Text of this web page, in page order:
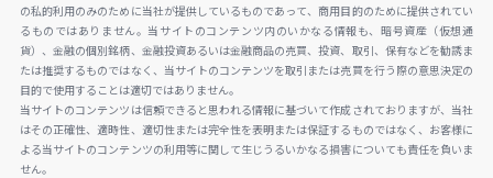
の私的利用のみのために当社が提供しているものであって、商用目的のために提供されてい
るものではありません。当サイトのコンテンツ内のいかなる情報も、暗号資産（仮想通
貨）、金融の個別銘柄、金融投資あるいは金融商品の売買、投資、取引、保有などを勧誘ま
たは推奨するものではなく、当サイトのコンテンツを取引または売買を行う際の意思決定の
目的で使用することは適切ではありません。
当サイトのコンテンツは信頼できると思われる情報に基づいて作成されておりますが、当社
はその正確性、適時性、適切性または完全性を表明または保証するものではなく、お客様に
よる当サイトのコンテンツの利用等に関して生じうるいかなる損害についても責任を負いま
せん。